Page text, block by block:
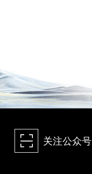
򰀁 关注公众号